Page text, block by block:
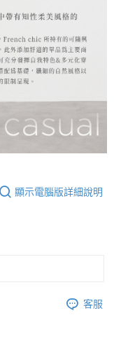
顯示電腦版詳細說明
客服